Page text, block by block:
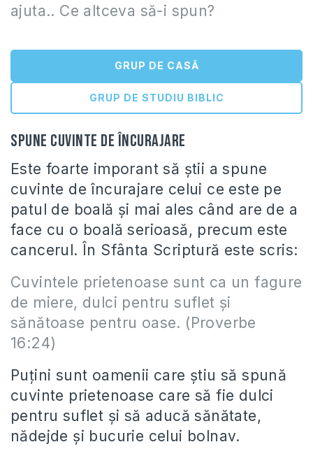
ajuta.. Ce altceva să-i spun?
GRUP DE CASĂ
GRUP DE STUDIU BIBLIC
Spune cuvinte de încurajare
Este foarte imporant să știi a spune
cuvinte de încurajare celui ce este pe
patul de boală și mai ales când are de a
face cu o boală serioasă, precum este
cancerul. În Sfânta Scriptură este scris:
Cuvintele prietenoase sunt ca un fagure
de miere, dulci pentru suflet şi
sănătoase pentru oase. (Proverbe
16:24)
Puțini sunt oamenii care știu să spună
cuvinte prietenoase care să fie dulci
pentru suflet și să aducă sănătate,
nădejde și bucurie celui bolnav.